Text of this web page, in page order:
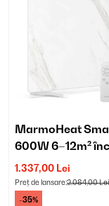
MarmoHeat
600W 6–12m²
cu infraroșu Alb
1.337,00 Lei
Preț de lansare:2.084,00 Lei
-35%